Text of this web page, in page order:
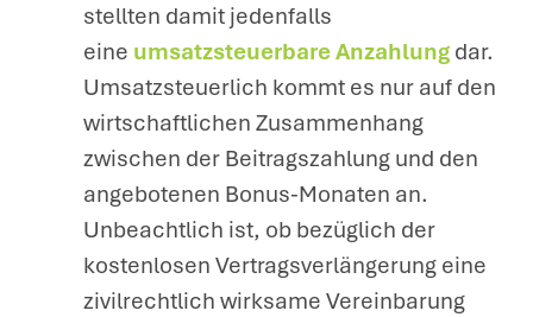
stellten damit jedenfalls
eine umsatzsteuerbare Anzahlung dar.
Umsatzsteuerlich kommt es nur auf den
wirtschaftlichen Zusammenhang
zwischen der Beitragszahlung und den
angebotenen Bonus-Monaten an.
Unbeachtlich ist, ob bezüglich der
kostenlosen Vertragsverlängerung eine
zivilrechtlich wirksame Vereinbarung